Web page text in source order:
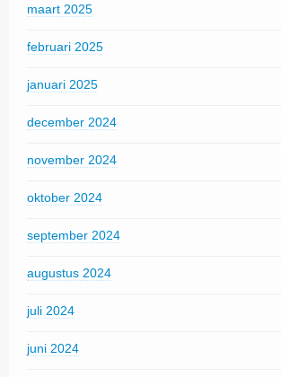
maart 2025
februari 2025
januari 2025
december 2024
november 2024
oktober 2024
september 2024
augustus 2024
juli 2024
juni 2024